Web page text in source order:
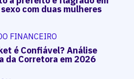
com duas mulheres
FINANCEIRO
é Confiável? Análise
da Corretora em 2026